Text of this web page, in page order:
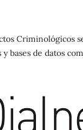
Criminológicos
bases de datos